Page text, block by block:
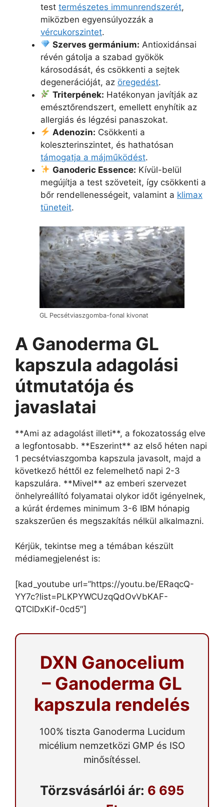
test természetes immunrendszerét,
miközben egyensúlyozzák a
vércukorszintet.
Szerves germánium: Antioxidánsai
révén gátolja a szabad gyökök
károsodását, és csökkenti a sejtek
degenerációját, az öregedést.
Triterpének: Hatékonyan javítják az
emésztőrendszert, emellett enyhítik az
allergiás és légzési panaszokat.
Adenozin: Csökkenti a
koleszterinszintet, és hathatósan
támogatja a májműködést.
Ganoderic Essence: Kívül-belül
megújítja a test szöveteit, így csökkenti a
bőr rendellenességeit, valamint a klimax
tüneteit.
GL Pecsétviaszgomba-fonal kivonat
A Ganoderma GL
kapszula adagolási
útmutatója és
javaslatai
**Ami az adagolást illeti**, a fokozatosság elve
a legfontosabb. **Eszerint** az első héten napi
1 pecsétviaszgomba kapszula javasolt, majd a
következő héttől ez felemelhető napi 2-3
kapszulára. **Mivel** az emberi szervezet
önhelyreállító folyamatai olykor időt igényelnek,
a kúrát érdemes minimum 3-6 IBM hónapig
szakszerűen és megszakítás nélkül alkalmazni.
Kérjük, tekintse meg a témában készült
médiamegjelenést is:
[kad_youtube url=”https://youtu.be/ERaqcQ-
YY7c?list=PLKPYWCUzqQdOvVbKAF-
QTClDxKif-0cd5″]
DXN Ganocelium
– Ganoderma GL
kapszula rendelés
100% tiszta Ganoderma Lucidum
micélium nemzetközi GMP és ISO
minősítéssel.
Törzsvásárlói ár: 6 695